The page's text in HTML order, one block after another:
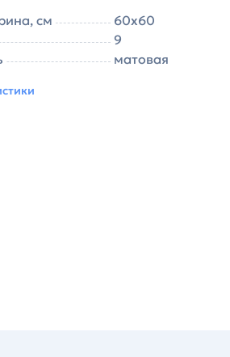
см
60х60
9
матовая